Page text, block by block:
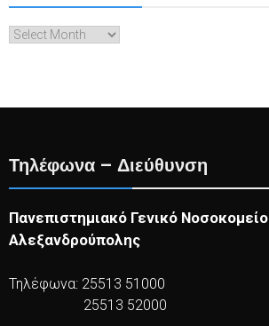
Archives
Τηλέφωνα – Διεύθυνση
Πανεπιστημιακό Γενικό Νοσοκομείο
Αλεξανδρούπολης
Τηλέφωνα: 25513 51000
25513 52000